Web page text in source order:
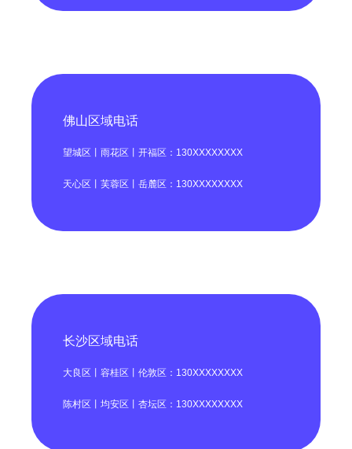
佛山区域电话
望城区丨雨花区丨开福区：130XXXXXXXX
天心区丨芙蓉区丨岳麓区：130XXXXXXXX
长沙区域电话
大良区丨容桂区丨伦敦区：130XXXXXXXX
陈村区丨均安区丨杏坛区：130XXXXXXXX